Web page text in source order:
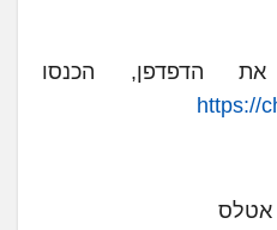
הדפדפן, הכנסו
https://
אטלס